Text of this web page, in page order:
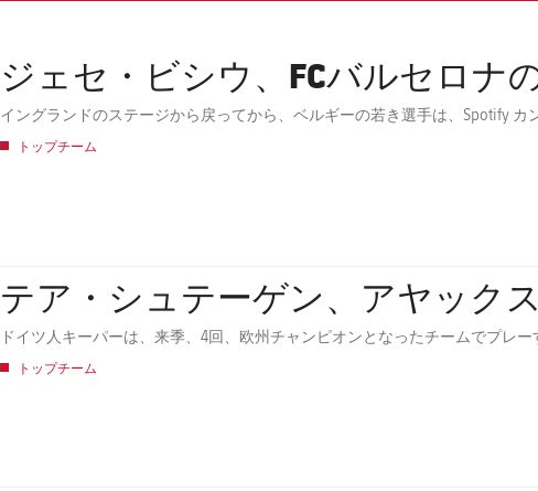
ジェセ・ビシウ、FCバルセロナ
イングランドのステージから戻ってから、ベルギーの若き選手は、Spotify
トップチーム
テア・シュテーゲン、アヤック
ドイツ人キーパーは、来季、4回、欧州チャンピオンとなったチームでプレー
トップチーム